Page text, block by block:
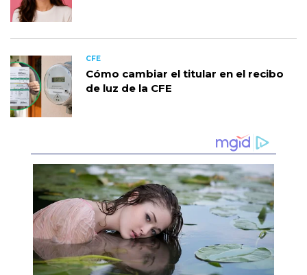
CFE
Cómo cambiar el titular en el recibo
de luz de la CFE